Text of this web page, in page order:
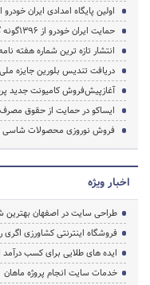
اولین پایگاه امدادی ایران
حمایت ایران خودرو از 1396گونه گیاهی در معرض خطر
انتشار تازه ترین شماره هفته
دریافت تندیس بلورین جایزه
آغازپیش‌فروش کامیونت جدید
ایساکو در حمایت از حقوق
فروش نوروزی محصولات شاسی
اخبار ویژه
طراحی سایت در اصفهان بهترین
فروشگاه اینترنتی کشاورزی اگری
ایده های طلایی برای کسب درآمد
خدمات سایت انجام پروژه ماهان